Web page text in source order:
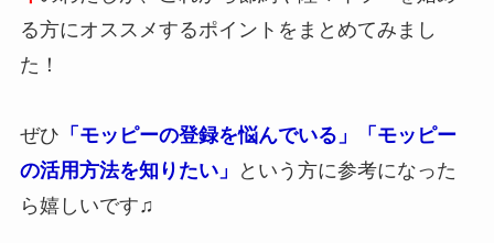
る方にオススメするポイントをまとめてみまし
た！
ぜひ 「モッピーの登録を悩んでいる」「モッピー
の活用方法を知りたい」
という方に参考になった
ら嬉しいです♫